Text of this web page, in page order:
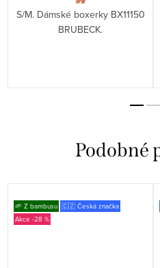
S/M. Dámské boxerky BX11150
BRUBECK.
🌱 Z bambusu 🇨🇿 Česká značka
-28 %